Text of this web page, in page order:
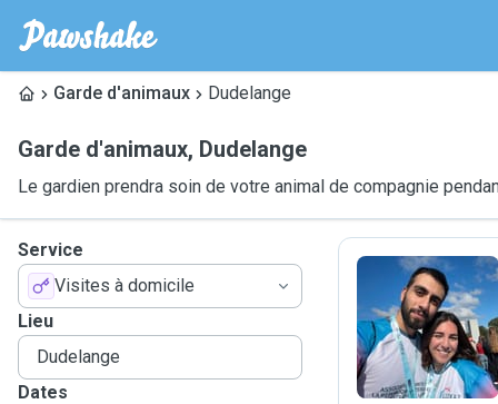
Garde d'animaux Dudelange
Garde d'animaux, Dudelange
Le gardien prendra soin de votre animal de compagnie
Service
Visites à domicile
Lieu
Dates
T